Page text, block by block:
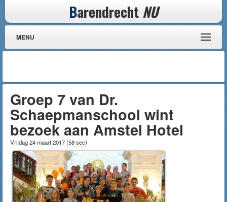
Barendrecht NU
MENU
Groep 7 van Dr.
Schaepmanschool wint
bezoek aan Amstel Hotel
Vrijdag 24 maart 2017(58 sec)